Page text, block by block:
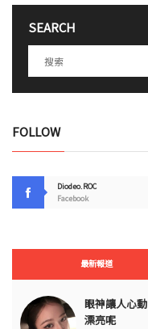
SEARCH
FOLLOW
Diodeo.ROC
Facebook
最新報道
眼神讓人心
漂亮呢